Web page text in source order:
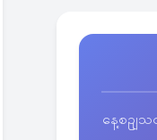
နေ့စဥျ